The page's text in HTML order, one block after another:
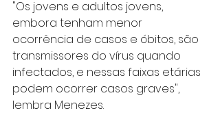
"Os jovens e adultos jovens,
embora tenham menor
ocorrência de casos e óbitos, são
transmissores do vírus quando
infectados, e nessas faixas etárias
podem ocorrer casos graves",
lembra Menezes.